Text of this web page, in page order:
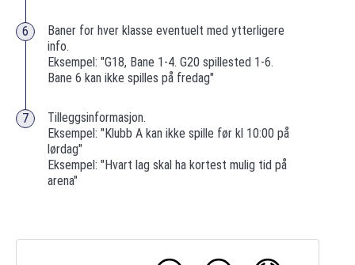
Baner for hver klasse eventuelt med ytterligere
info.
Eksempel: "G18, Bane 1-4. G20 spillested 1-6.
Bane 6 kan ikke spilles på fredag"
Tilleggsinformasjon.
Eksempel: "Klubb A kan ikke spille før kl 10:00 på
lørdag"
Eksempel: "Hvart lag skal ha kortest mulig tid på
arena"